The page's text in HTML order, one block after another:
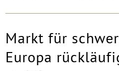
Markt für
Europa